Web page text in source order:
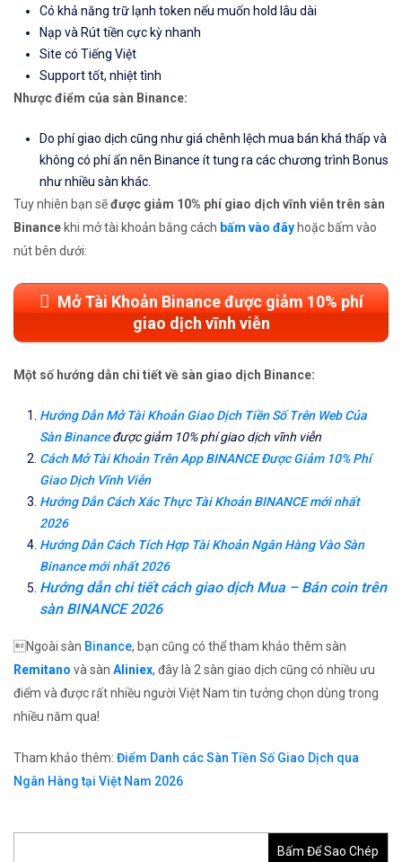
Có khả năng trữ lạnh token nếu muốn hold lâu dài
Nạp và Rút tiền cực kỳ nhanh
Site có Tiếng Việt
Support tốt, nhiệt tình
Nhược điểm của sàn Binance:
Do phí giao dịch cũng như giá chênh lệch mua bán khá thấp và
không có phí ẩn nên Binance ít tung ra các chương trình Bonus
như nhiều sàn khác.
Tuy nhiên bạn sẽđược giảm 10% phí giao dịch vĩnh viễn trên sàn
Binance khi mở tài khoản bằng cách bấm vào đây hoặc bấm vào
nút bên dưới:
Mở Tài Khoản Binance được giảm 10% phí
giao dịch vĩnh viễn
Một số hướng dẫn chi tiết về sàn giao dịch Binance:
Hướng Dẫn Mở Tài Khoản Giao Dịch Tiền Số Trên Web Của
Sàn Binanceđược giảm 10% phí giao dịch vĩnh viễn
Cách Mở Tài Khoản Trên App BINANCE Được Giảm 10% Phí
Giao Dịch Vĩnh Viễn
Hướng Dẫn Cách Xác Thực Tài Khoản BINANCE mới nhất
2026
Hướng Dẫn Cách Tích Hợp Tài Khoản Ngân Hàng Vào Sàn
Binance mới nhất 2026
Hướng dẫn chi tiết cách giao dịch Mua – Bán coin trên
sàn BINANCE 2026
Ngoài sàn Binance, bạn cũng có thể tham khảo thêm sàn
Remitano và sàn Aliniex, đây là 2 sàn giao dịch cũng có nhiều ưu
điểm và được rất nhiều người Việt Nam tin tưởng chọn dùng trong
nhiều năm qua!
Tham khảo thêm: Điểm Danh các Sàn Tiền Số Giao Dịch qua
Ngân Hàng tại Việt Nam 2026
Bấm Để Sao Chép